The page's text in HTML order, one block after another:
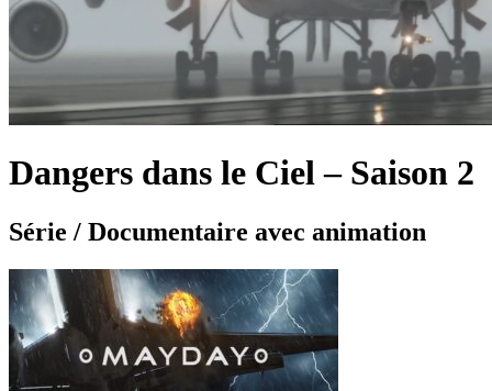
Dangers dans le Ciel – Saison 2
Série / Documentaire avec animation